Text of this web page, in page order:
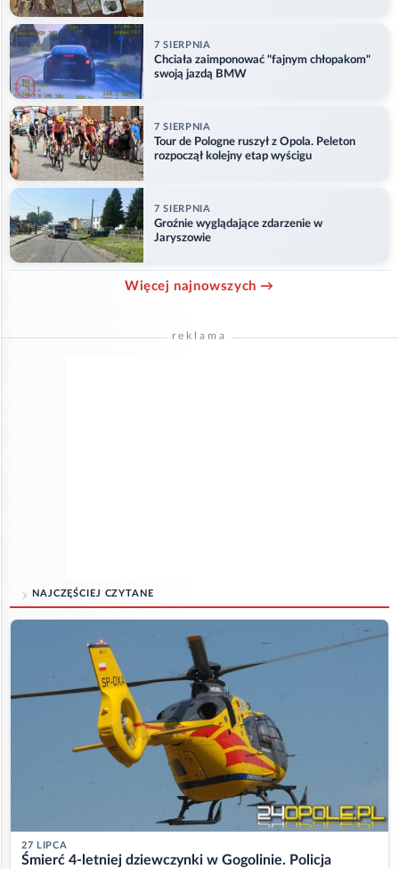
7 SIERPNIA
Chciała zaimponować "fajnym chłopakom"
swoją jazdą BMW
7 SIERPNIA
Tour de Pologne ruszył z Opola. Peleton
rozpoczął kolejny etap wyścigu
7 SIERPNIA
Groźnie wyglądające zdarzenie w
Jaryszowie
Więcej najnowszych →
reklama
NAJCZĘŚCIEJ CZYTANE
27 LIPCA
Śmierć 4-letniej dziewczynki w Gogolinie. Policja